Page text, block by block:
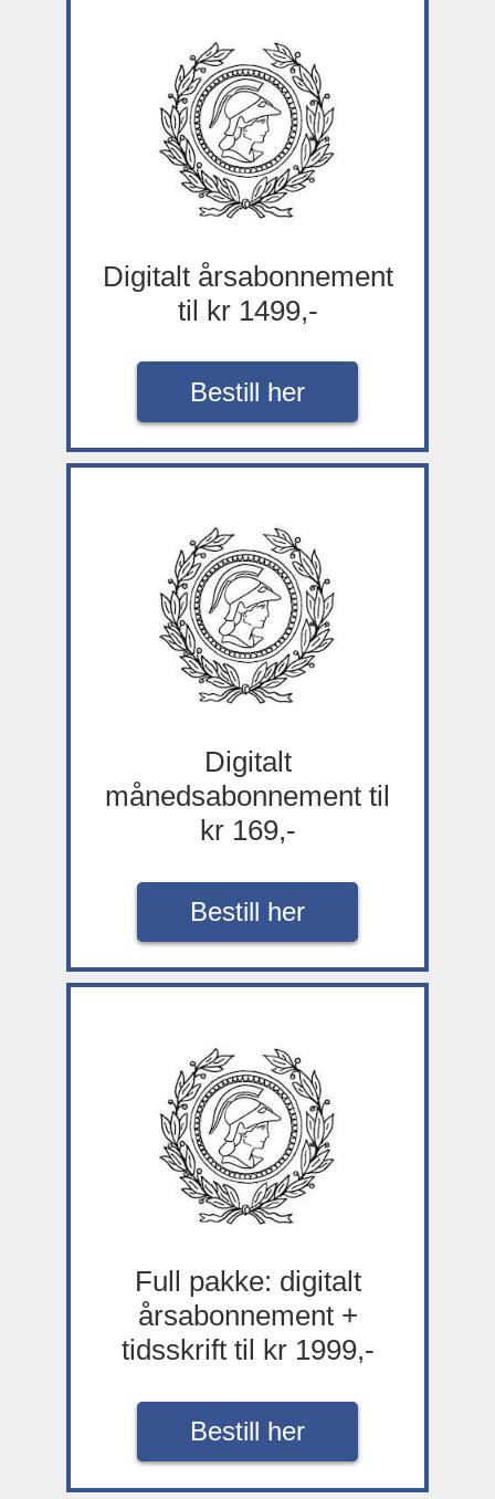
Digitalt årsabonnement
til kr 1499,-
Bestill her
Digitalt
månedsabonnement til
kr 169,-
Bestill her
Full pakke: digitalt
årsabonnement +
tidsskrift til kr 1999,-
Bestill her